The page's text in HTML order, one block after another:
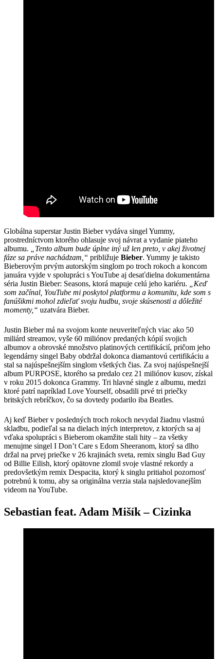
Globálna superstar Justin Bieber vydáva singel Yummy,
prostredníctvom ktorého ohlasuje svoj návrat a vydanie piateho
albumu.
„Tento album bude úplne iný už len preto, v akej životnej
fáze sa práve nachádzam,“ približuje Bieber. Yummy je takisto
Bieberovým prvým autorským singlom po troch rokoch a koncom
januára vyjde v spolupráci s YouTube aj desaťdielna dokumentárna
séria Justin Bieber: Seasons, ktorá mapuje celú jeho kariéru.
„Keď
som začínal, YouTube mi poskytol platformu a komunitu, kde som s
fanúšikmi mohol zdieľať svoju hudbu, svoje skúsenosti a dôležité
momenty,“ uzatvára Bieber.
Justin Bieber má na svojom konte neuveriteľných viac ako 50
miliárd streamov, vyše 60 miliónov predaných kópií svojich
albumov a obrovské množstvo platinových certifikácií, pričom jeho
legendárny singel Baby obdržal dokonca diamantovú certifikáciu a
stal sa najúspešnejším singlom všetkých čias. Za svoj najúspešnejší
album PURPOSE, ktorého sa predalo cez 21 miliónov kusov, získal
v roku 2015 dokonca Grammy. Tri hlavné single z albumu, medzi
ktoré patrí napríklad Love Yourself, obsadili prvé tri priečky
britských rebríčkov, čo sa dovtedy podarilo iba Beatles.
Aj keď Bieber v posledných troch rokoch nevydal žiadnu vlastnú
skladbu, podieľal sa na dielach iných interpretov, z ktorých sa aj
vďaka spolupráci s Bieberom okamžite stali hity – za všetky
menujme singel I Don’t Care s Edom Sheeranom, ktorý sa dlho
držal na prvej priečke v 26 krajinách sveta, remix singlu Bad Guy
od Billie Eilish, ktorý opätovne zlomil svoje vlastné rekordy a
predovšetkým remix Despacita, ktorý k singlu pritiahol pozornosť
potrebnú k tomu, aby sa originálna verzia stala najsledovanejším
videom na YouTube.
Sebastian feat. Adam Mišík – Cizinka